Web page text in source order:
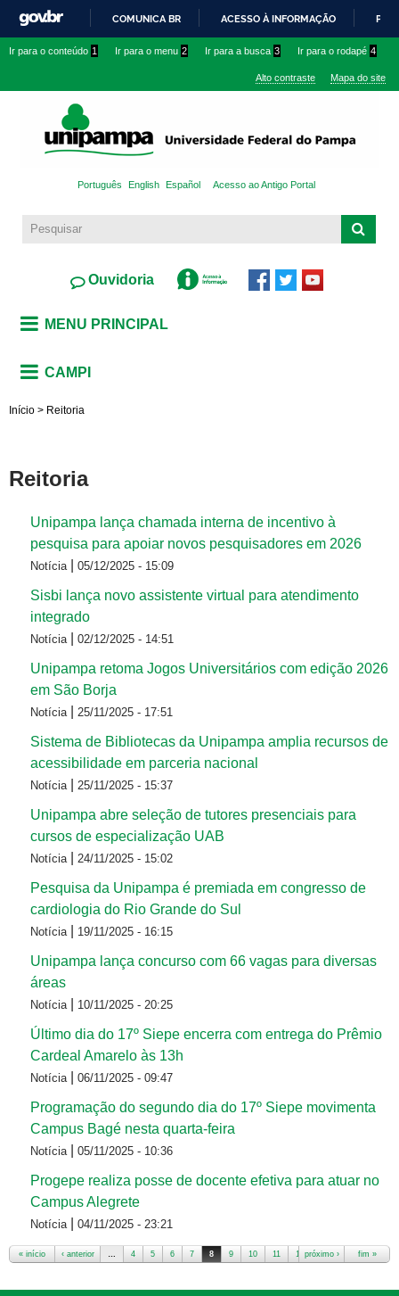
conteúdo
IR
O
COMUNICA BR ACESSO À INFORMAÇÃO
Ir para o conteúdo 1 Ir para o menu 2 Ir para a busca 3 Ir para o rodapé 4
Alto contraste Mapa do site
Português English Español Acesso ao Antigo Portal
Ouvidoria
MENU PRINCIPAL
CAMPI
Início > Reitoria
Reitoria
Unipampa lança chamada interna de incentivo à
pesquisa para apoiar novos pesquisadores em 2026
Notícia 05/12/2025 - 15:09
Sisbi lança novo assistente virtual para atendimento
integrado
Notícia 02/12/2025 - 14:51
Unipampa retoma Jogos Universitários com edição 2026
em São Borja
Notícia 25/11/2025 - 17:51
Sistema de Bibliotecas da Unipampa amplia recursos de
acessibilidade em parceria nacional
Notícia 25/11/2025 - 15:37
Unipampa abre seleção de tutores presenciais para
cursos de especialização UAB
Notícia 24/11/2025 - 15:02
Pesquisa da Unipampa é premiada em congresso de
cardiologia do Rio Grande do Sul
Notícia 19/11/2025 - 16:15
Unipampa lança concurso com 66 vagas para diversas
áreas
Notícia 10/11/2025 - 20:25
Último dia do 17º Siepe encerra com entrega do Prêmio
Cardeal Amarelo às 13h
Notícia 06/11/2025 - 09:47
Programação do segundo dia do 17º Siepe movimenta
Campus Bagé nesta quarta-feira
Notícia 05/11/2025 - 10:36
Progepe realiza posse de docente efetiva para atuar no
Campus Alegrete
Notícia 04/11/2025 - 23:21
« início ‹ anterior … 4 5 6 7 8 9 10 11 12 …
próximo › fim »